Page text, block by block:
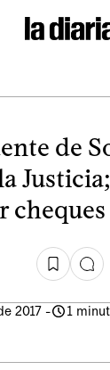
de
2017 - 1